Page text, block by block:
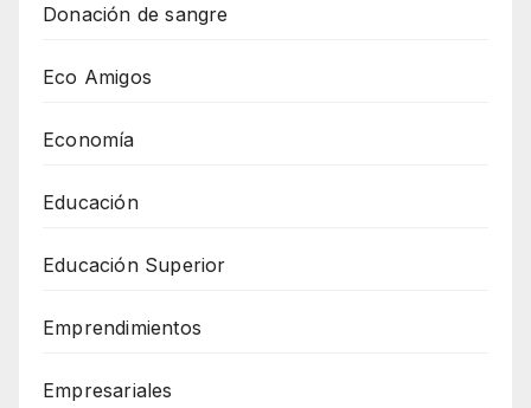
Donación de sangre
Eco Amigos
Economía
Educación
Educación Superior
Emprendimientos
Empresariales